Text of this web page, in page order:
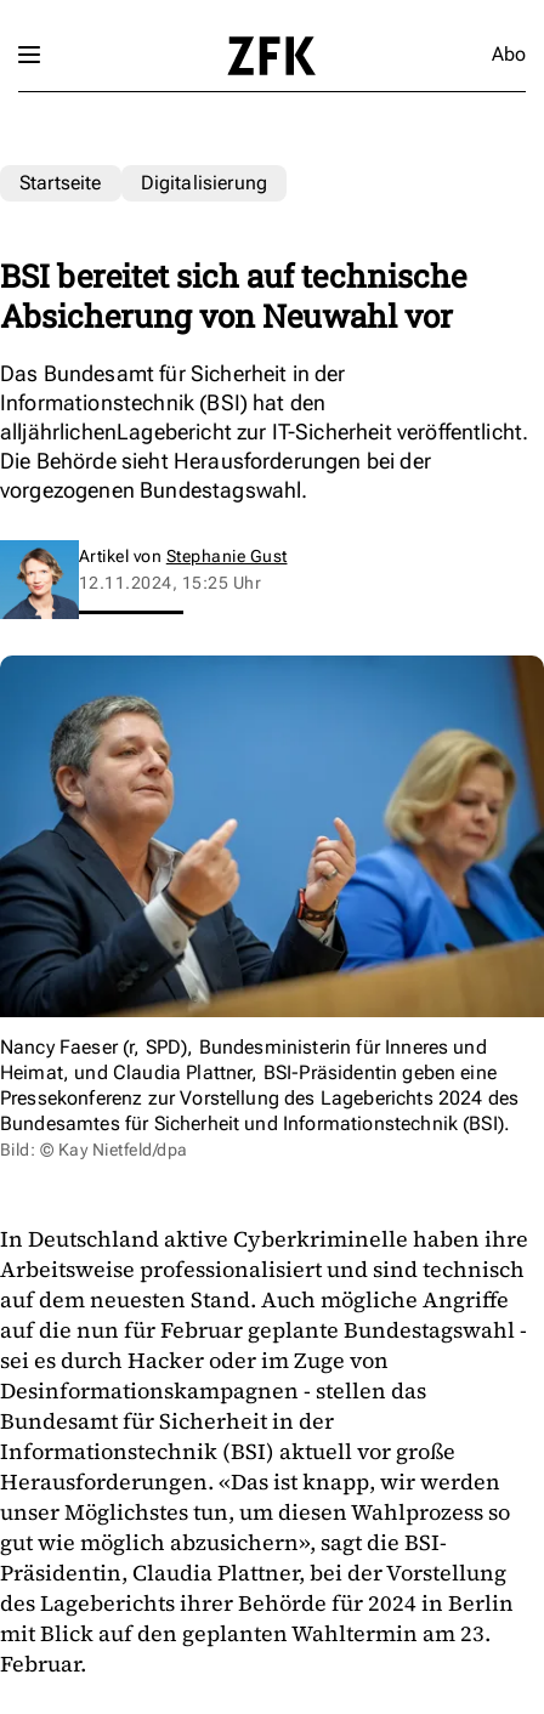
Abo
Startseite Digitalisierung
BSI bereitet sich auf technische
Absicherung von Neuwahl vor
Das Bundesamt für Sicherheit in der
Informationstechnik (BSI) hat den
alljährlichenLagebericht zur IT-Sicherheit veröffentlicht.
Die Behörde sieht Herausforderungen bei der
vorgezogenen Bundestagswahl.
Artikel von Stephanie Gust
12.11.2024, 15:25 Uhr
Nancy Faeser (r, SPD), Bundesministerin für Inneres und
Heimat, und Claudia Plattner, BSI-Präsidentin geben eine
Pressekonferenz zur Vorstellung des Lageberichts 2024 des
Bundesamtes für Sicherheit und Informationstechnik (BSI).
Bild: © Kay Nietfeld/dpa
In Deutschland aktive Cyberkriminelle haben ihre
Arbeitsweise professionalisiert und sind technisch
auf dem neuesten Stand. Auch mögliche Angriffe
auf die nun für Februar geplante Bundestagswahl -
sei es durch Hacker oder im Zuge von
Desinformationskampagnen - stellen das
Bundesamt für Sicherheit in der
Informationstechnik (BSI) aktuell vor große
Herausforderungen. «Das ist knapp, wir werden
unser Möglichstes tun, um diesen Wahlprozess so
gut wie möglich abzusichern», sagt die BSI-
Präsidentin, Claudia Plattner, bei der Vorstellung
des Lageberichts ihrer Behörde für 2024 in Berlin
mit Blick auf den geplanten Wahltermin am 23.
Februar.